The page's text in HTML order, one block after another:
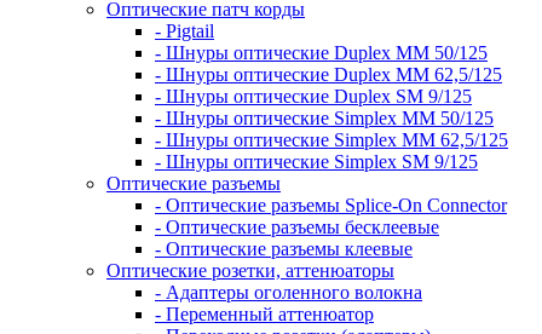
Оптические патч корды
- Pigtail
- Шнуры оптические Duplex MM 50/125
- Шнуры оптические Duplex MM 62,5/125
- Шнуры оптические Duplex SM 9/125
- Шнуры оптические Simplex MM 50/125
- Шнуры оптические Simplex MM 62,5/125
- Шнуры оптические Simplex SM 9/125
Оптические разъемы
- Оптические разъемы Splice-On Connector
- Оптические разъемы бесклеевые
- Оптические разъемы клеевые
Оптические розетки, аттенюаторы
- Адаптеры оголенного волокна
- Переменный аттенюатор